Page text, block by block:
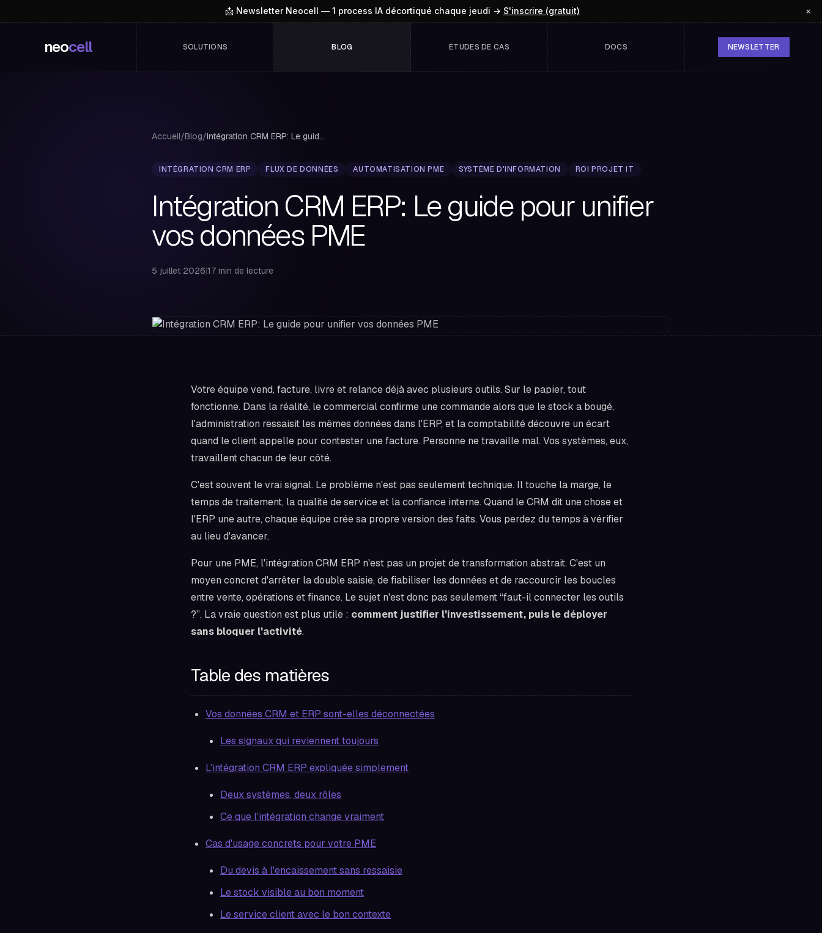
📩 Newsletter Neocell — 1 process IA décortiqué chaque jeudi → S'inscrire (gratuit) ×
neocell SOLUTIONS BLOG ÉTUDES DE CAS DOCS NEWSLETTER
Accueil/Blog/ Intégration CRM ERP: Le guide pour unifier vos ...
INTÉGRATION CRM ERP FLUX DE DONNÉES AUTOMATISATION PME SYSTÈME D'INFORMATION ROI PROJET IT
Intégration CRM ERP: Le guide pour unifier
vos données PME
5 juillet 2026|17 min de lecture
Votre équipe vend, facture, livre et relance déjà avec plusieurs outils. Sur le papier, tout
fonctionne. Dans la réalité, le commercial confirme une commande alors que le stock a bougé,
l'administration ressaisit les mêmes données dans l'ERP, et la comptabilité découvre un écart
quand le client appelle pour contester une facture. Personne ne travaille mal. Vos systèmes, eux,
travaillent chacun de leur côté.
C'est souvent le vrai signal. Le problème n'est pas seulement technique. Il touche la marge, le
temps de traitement, la qualité de service et la confiance interne. Quand le CRM dit une chose et
l'ERP une autre, chaque équipe crée sa propre version des faits. Vous perdez du temps à vérifier
au lieu d'avancer.
Pour une PME, l'intégration CRM ERP n'est pas un projet de transformation abstrait. C'est un
moyen concret d'arrêter la double saisie, de fiabiliser les données et de raccourcir les boucles
entre vente, opérations et finance. Le sujet n'est donc pas seulement “faut-il connecter les outils
?”. La vraie question est plus utile : comment justifier l'investissement, puis le déployer
sans bloquer l'activité.
Table des matières
Vos données CRM et ERP sont-elles déconnectées
Les signaux qui reviennent toujours
L'intégration CRM ERP expliquée simplement
Deux systèmes, deux rôles
Ce que l'intégration change vraiment
Cas d'usage concrets pour votre PME
Du devis à l'encaissement sans ressaisie
Le stock visible au bon moment
Le service client avec le bon contexte